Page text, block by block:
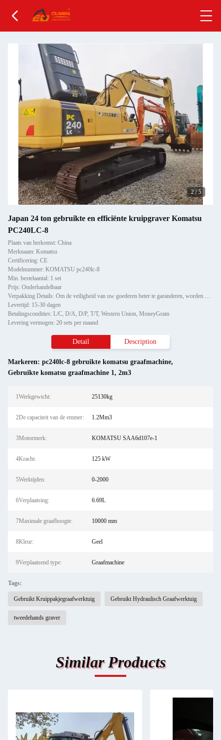
2/5
Japan 24 ton gebruikte en efficiënte kruipgraver Komatsu
PC240LC-8
Plaats van herkomst: China
Merknaam: Komatsu
Certificering: CE
Modelnummer: KOMATSU pc240lc-8
Min. bestelaantal: 1 set
Prijs: Onderhandelbaar
Verpakking Details: Om de veiligheid van uw goederen beter te garanderen, worden professionele, milieuvriendelijke, hand
Levertijd: 15-30 dagen
Betalingscondities: L/C, D/A, D/P, T/T, Western Union, MoneyGram
Levering vermogen: 20 sets per maand
Detail Description
Markeren: pc240lc-8 gebruikte komatsu graafmachine,
Gebruikte komatsu graafmachine 1, 2m3
1Werkgewicht: 25130kg
2De capaciteit van de emmer: 1.2Mm3
3Motormerk: KOMATSU SAA6d107e-1
4Kracht: 125 kW
5Werktijden: 0-2000
6Verplaatsing: 6.69L
7Maximale graafhoogte: 10000 mm
8Kleur: Geel
9Verplaatsend type: Graafmachine
Tags:
Gebruikt Kruippakjegraafwerktuig Gebruikt Hydraulisch Graafwerktuig
tweedehands graver
Similar Products